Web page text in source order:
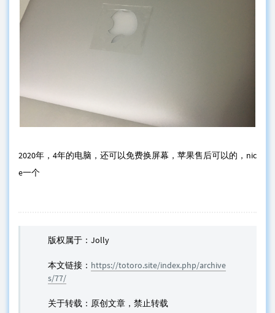
2020年，4年的电脑，还可以免费换屏幕，苹果售后可以的，nic
e一个
版权属于：Jolly
本文链接： https://totoro.site/index.php/archive
s/77/
关于转载：原创文章，禁止转载